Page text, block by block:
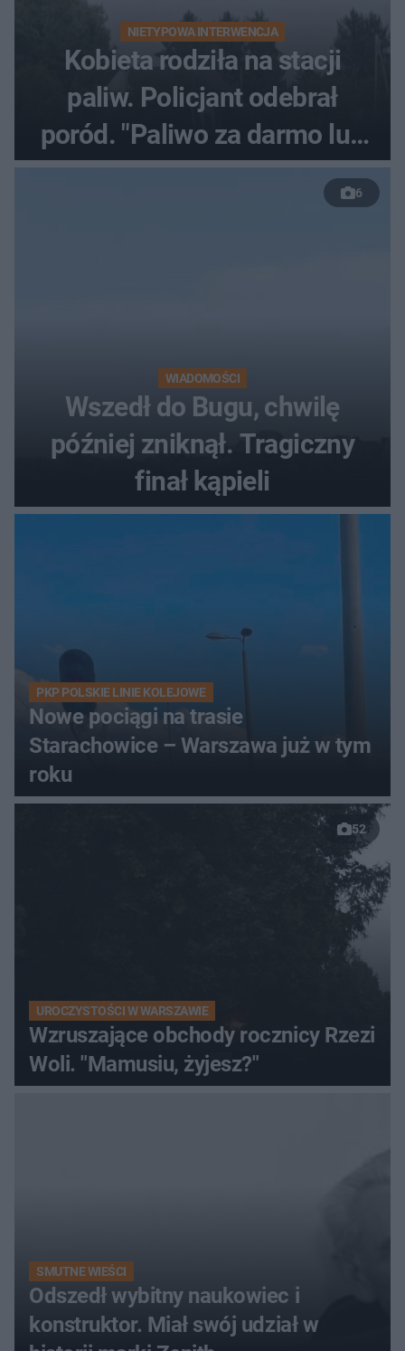
NIETYPOWA INTERWENCJA
Kobieta rodziła na stacji
paliw. Policjant odebrał
poród. "Paliwo za darmo lub
50 %!"
6
WIADOMOŚCI
Wszedł do Bugu, chwilę
później zniknął. Tragiczny
finał kąpieli
PKP POLSKIE LINIE KOLEJOWE
Nowe pociągi na trasie
Starachowice – Warszawa już w tym
roku
52
UROCZYSTOŚCI W WARSZAWIE
Wzruszające obchody rocznicy Rzezi
Woli. "Mamusiu, żyjesz?"
SMUTNE WIEŚCI
Odszedł wybitny naukowiec i
konstruktor. Miał swój udział w